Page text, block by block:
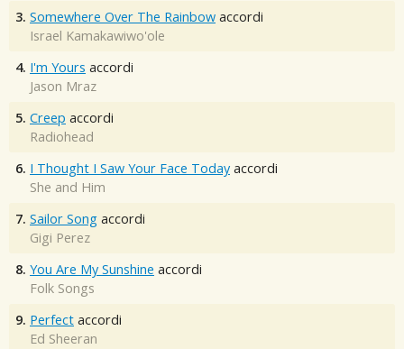
3. Somewhere Over The Rainbow accordi
Israel Kamakawiwo'ole
4. I'm Yours accordi
Jason Mraz
5. Creep accordi
Radiohead
6. I Thought I Saw Your Face Today accordi
She and Him
7. Sailor Song accordi
Gigi Perez
8. You Are My Sunshine accordi
Folk Songs
9. Perfect accordi
Ed Sheeran